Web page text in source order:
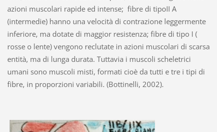
azioni muscolari rapide ed intense; fibre di tipoII A
(intermedie) hanno una velocità di contrazione leggermente
inferiore, ma dotate di maggior resistenza; fibre di tipo I (
rosse o lente) vengono reclutate in azioni muscolari di scarsa
entità, ma di lunga durata. Tuttavia i muscoli scheletrici
umani sono muscoli misti, formati cioè da tutti e tre i tipi di
fibre, in proporzioni variabili. (Bottinelli, 2002).